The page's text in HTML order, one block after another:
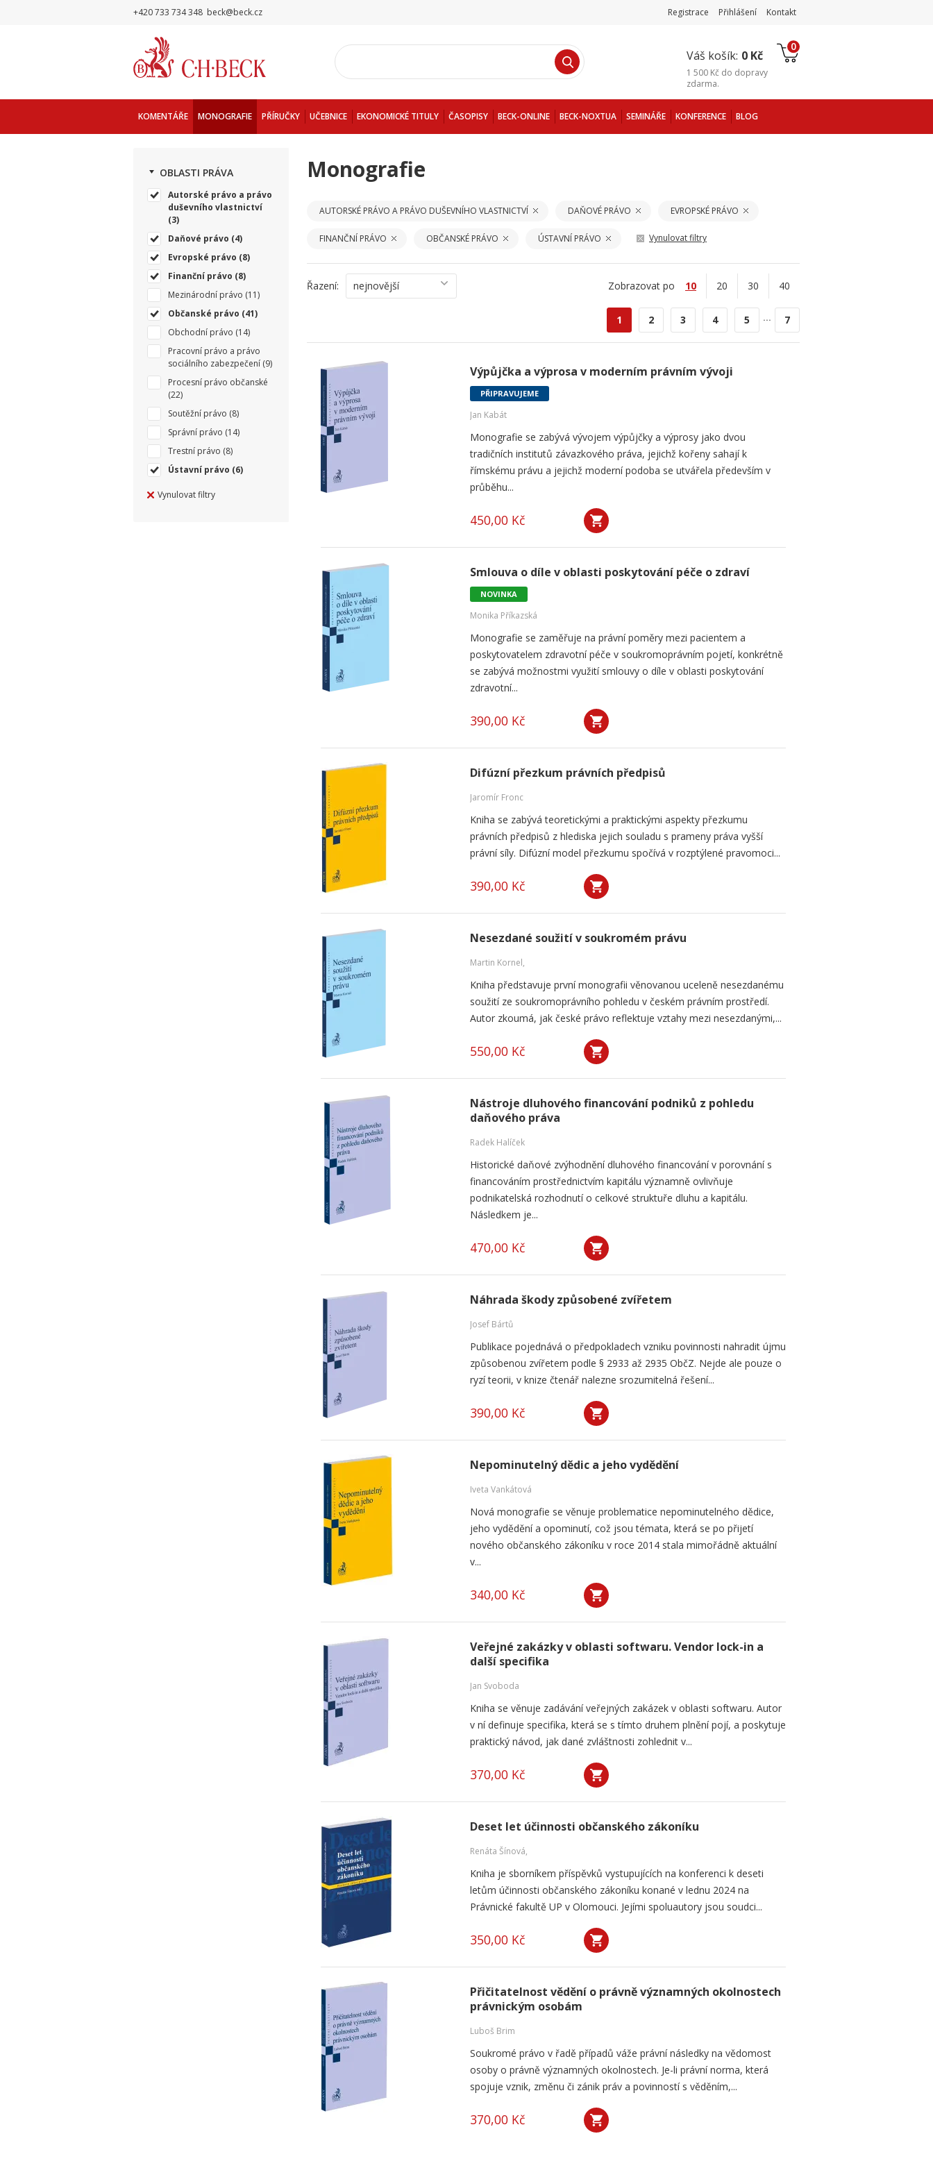
+420 733 734 348 beck@beck.cz Registrace Přihlášení Kontakt
Váš košík: 0 Kč
0
1 500 Kč do dopravy
zdarma.
KOMENTÁŘE MONOGRAFIE PŘÍRUČKY UČEBNICE EKONOMICKÉ TITULY ČASOPISY BECK-ONLINE BECK-NOXTUA SEMINÁŘE KONFERENCE BLOG
OBLASTI PRÁVA
Autorské právo a právo
duševního vlastnictví
(3)
Daňové právo (4)
Evropské právo (8)
Finanční právo (8)
Mezinárodní právo (11)
Občanské právo (41)
Obchodní právo (14)
Pracovní právo a právo
sociálního zabezpečení (9)
Procesní právo občanské
(22)
Soutěžní právo (8)
Správní právo (14)
Trestní právo (8)
Ústavní právo (6)
Vynulovat filtry
Monografie
AUTORSKÉ PRÁVO A PRÁVO DUŠEVNÍHO VLASTNICTVÍ DAŇOVÉ PRÁVO EVROPSKÉ PRÁVO
FINANČNÍ PRÁVO OBČANSKÉ PRÁVO ÚSTAVNÍ PRÁVO Vynulovat filtry
Řazení: nejnovější Zobrazovat po 10 20 30 40
1 2 3 4 5 ... 7
Výpůjčka a výprosa v moderním právním vývoji
PŘIPRAVUJEME
Jan Kabát
Monografie se zabývá vývojem výpůjčky a výprosy jako dvou
tradičních institutů závazkového práva, jejichž kořeny sahají k
římskému právu a jejichž moderní podoba se utvářela především v
průběhu...
450,00 Kč
Smlouva o díle v oblasti poskytování péče o zdraví
NOVINKA
Monika Příkazská
Monografie se zaměřuje na právní poměry mezi pacientem a
poskytovatelem zdravotní péče v soukromoprávním pojetí, konkrétně
se zabývá možnostmi využití smlouvy o díle v oblasti poskytování
zdravotní...
390,00 Kč
Difúzní přezkum právních předpisů
Jaromír Fronc
Kniha se zabývá teoretickými a praktickými aspekty přezkumu
právních předpisů z hlediska jejich souladu s prameny práva vyšší
právní síly. Difúzní model přezkumu spočívá v rozptýlené pravomoci...
390,00 Kč
Nesezdané soužití v soukromém právu
Martin Kornel,
Kniha představuje první monografii věnovanou uceleně nesezdanému
soužití ze soukromoprávního pohledu v českém právním prostředí.
Autor zkoumá, jak české právo reflektuje vztahy mezi nesezdanými,...
550,00 Kč
Nástroje dluhového financování podniků z pohledu
daňového práva
Radek Halíček
Historické daňové zvýhodnění dluhového financování v porovnání s
financováním prostřednictvím kapitálu významně ovlivňuje
podnikatelská rozhodnutí o celkové struktuře dluhu a kapitálu.
Následkem je...
470,00 Kč
Náhrada škody způsobené zvířetem
Josef Bártů
Publikace pojednává o předpokladech vzniku povinnosti nahradit újmu
způsobenou zvířetem podle § 2933 až 2935 ObčZ. Nejde ale pouze o
ryzí teorii, v knize čtenář nalezne srozumitelná řešení...
390,00 Kč
Nepominutelný dědic a jeho vydědění
Iveta Vankátová
Nová monografie se věnuje problematice nepominutelného dědice,
jeho vydědění a opominutí, což jsou témata, která se po přijetí
nového občanského zákoníku v roce 2014 stala mimořádně aktuální
v...
340,00 Kč
Veřejné zakázky v oblasti softwaru. Vendor lock-in a
další specifika
Jan Svoboda
Kniha se věnuje zadávání veřejných zakázek v oblasti softwaru. Autor
v ní definuje specifika, která se s tímto druhem plnění pojí, a poskytuje
praktický návod, jak dané zvláštnosti zohlednit v...
370,00 Kč
Deset let účinnosti občanského zákoníku
Renáta Šínová,
Kniha je sborníkem příspěvků vystupujících na konferenci k deseti
letům účinnosti občanského zákoníku konané v lednu 2024 na
Právnické fakultě UP v Olomouci. Jejími spoluautory jsou soudci...
350,00 Kč
Přičitatelnost vědění o právně významných okolnostech
právnickým osobám
Luboš Brim
Soukromé právo v řadě případů váže právní následky na vědomost
osoby o právně významných okolnostech. Je-li právní norma, která
spojuje vznik, změnu či zánik práv a povinností s věděním,...
370,00 Kč